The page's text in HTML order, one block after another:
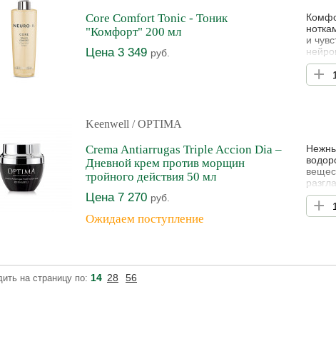
Core Comfort Tonic - Тоник
"Комфорт" 200 мл
Цена 3 349 руб.
и
+
Keenwell / OPTIMA
Crema Antiarrugas Triple Accion Dia –
Дневной крем против морщин
тройного действия 50 мл
Цена 7 270 руб.
Ожидаем поступление
+
на страницу по: 14 28 56